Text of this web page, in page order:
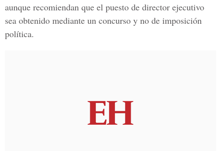
aunque recomiendan que el puesto de director ejecutivo
sea obtenido mediante un concurso y no de imposición
política.